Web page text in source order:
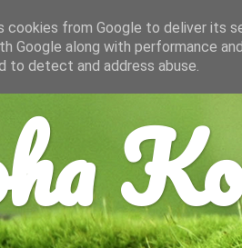
cookies from Google to deliver its
Google along with performance
to detect and address abuse.